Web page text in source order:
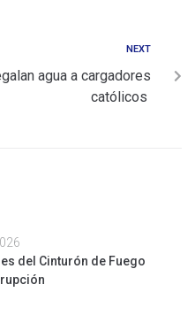
NEXT
agua a cargadores
católicos
del Cinturón de Fuego